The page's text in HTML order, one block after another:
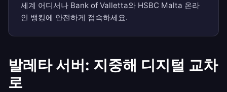
세계 어디서나 Bank of Valletta와 HSBC Malta 온라
인 뱅킹에 안전하게 접속하세요.
발레타 서버: 지중해 디지털 교차
로